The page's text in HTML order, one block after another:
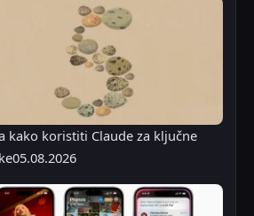
kako koristiti Claude za ključne
05.08.2026